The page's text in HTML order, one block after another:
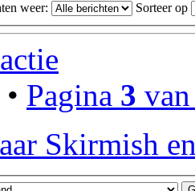
weer: Sorteer op
Pagina 3
Skirmish